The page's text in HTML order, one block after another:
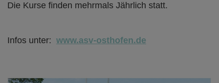
Die Kurse finden mehrmals Jährlich statt.
Infos unter: www.asv-osthofen.de